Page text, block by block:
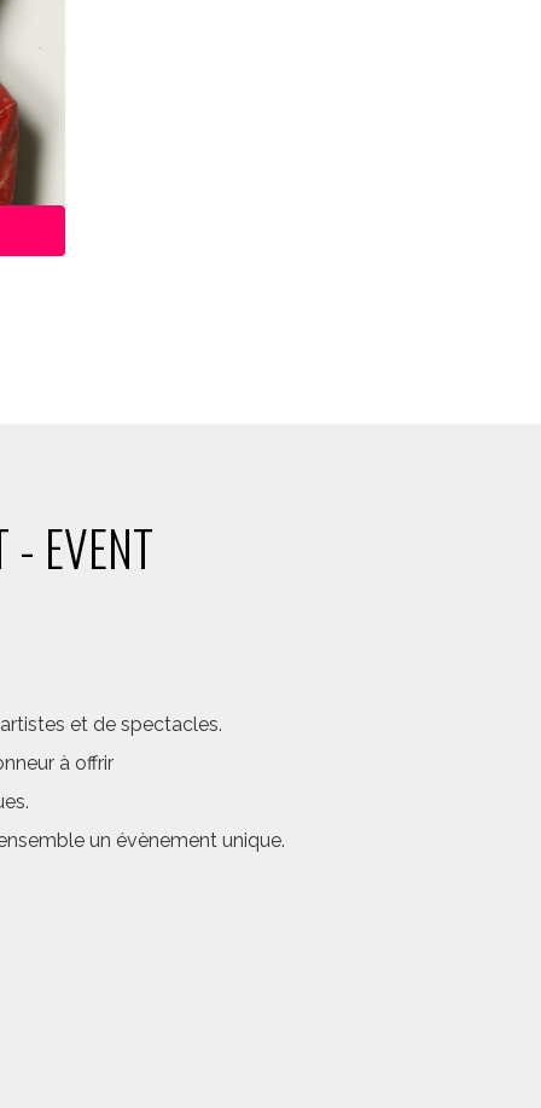
EVENT
et de spectacles.
à offrir
un évènement unique.